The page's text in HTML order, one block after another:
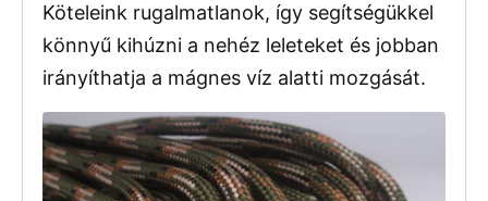
Köteleink rugalmatlanok, így segítségükkel
könnyű kihúzni a nehéz leleteket és jobban
irányíthatja a mágnes víz alatti mozgását.